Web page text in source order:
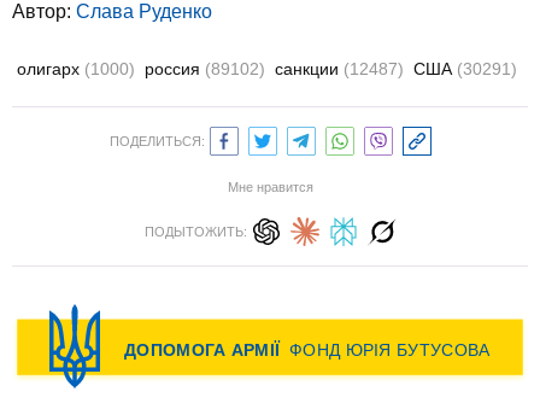
Автор: Слава Руденко
олигарх (1000) россия (89102) санкции (12487) США (30291)
ПОДЕЛИТЬСЯ:
Мне нравится
ПОДЫТОЖИТЬ: